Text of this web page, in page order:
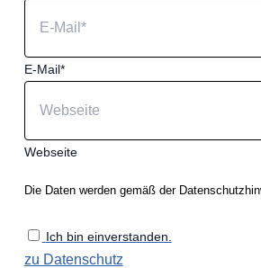
E-Mail*
Webseite
Die Daten werden gemäß der
Ich bin einverstanden.
zu Datenschutz